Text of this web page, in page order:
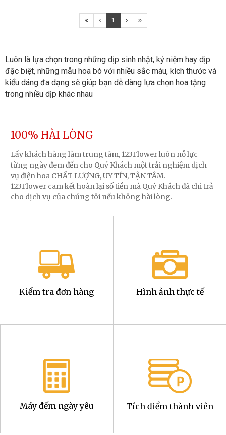
1
Luôn là lựa chọn trong những dịp sinh nhật, kỷ niệm hay dịp
đặc biệt, những mẫu hoa bó với nhiều sắc màu, kích thước và
kiểu dáng đa dạng sẽ giúp bạn dễ dàng lựa chọn hoa tặng
trong nhiều dịp khác nhau
100% HÀI LÒNG
Lấy khách hàng làm trung tâm, 123Flower luôn nỗ lực
từng ngày đem đến cho Quý Khách một trải nghiệm dịch
vụ điện hoa CHẤT LƯỢNG, UY TÍN, TẬN TÂM.
123Flower cam kết hoàn lại số tiền mà Quý Khách đã chi trả
cho dịch vụ của chúng tôi nếu không hài lòng.
Kiểm tra đơn hàng Hình ảnh thực tế
Máy đếm ngày yêu Tích điểm thành viên